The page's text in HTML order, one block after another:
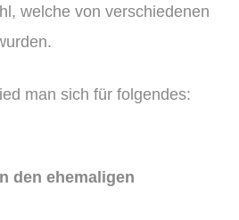
welche von verschiedenen
man sich für folgendes:
den ehemaligen